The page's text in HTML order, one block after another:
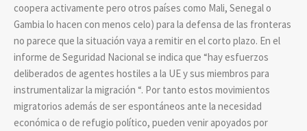
coopera activamente pero otros países como Mali, Senegal o
Gambia lo hacen con menos celo) para la defensa de las fronteras
no parece que la situación vaya a remitir en el corto plazo. En el
informe de Seguridad Nacional se indica que “hay esfuerzos
deliberados de agentes hostiles a la UE y sus miembros para
instrumentalizar la migración “. Por tanto estos movimientos
migratorios además de ser espontáneos ante la necesidad
económica o de refugio político, pueden venir apoyados por